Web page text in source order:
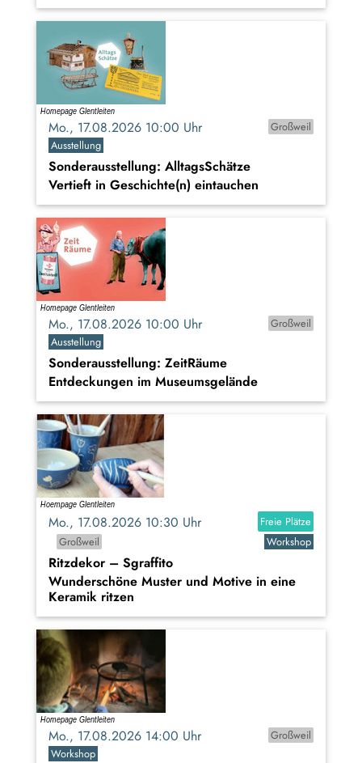
Mo., 17.08.2026 10:00 Uhr
Großweil
Ausstellung
Sonderausstellung: AlltagsSchätze
Vertieft in Geschichte(n) eintauchen
Mo., 17.08.2026 10:00 Uhr
Großweil
Ausstellung
Sonderausstellung: ZeitRäume
Entdeckungen im Museumsgelände
Mo., 17.08.2026 10:30 Uhr
Freie Plätze
Großweil
Workshop
Ritzdekor – Sgraffito
Wunderschöne Muster und Motive in eine
Keramik ritzen
Mo., 17.08.2026 14:00 Uhr
Großweil
Workshop